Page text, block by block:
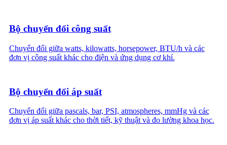
Bộ chuyển đổi công suất
Chuyển đổi giữa watts, kilowatts, horsepower, BTU/h và các
đơn vị công suất khác cho điện và ứng dụng cơ khí.
Bộ chuyển đổi áp suất
Chuyển đổi giữa pascals, bar, PSI, atmospheres, mmHg và các
đơn vị áp suất khác cho thời tiết, kỹ thuật và đo lường khoa học.